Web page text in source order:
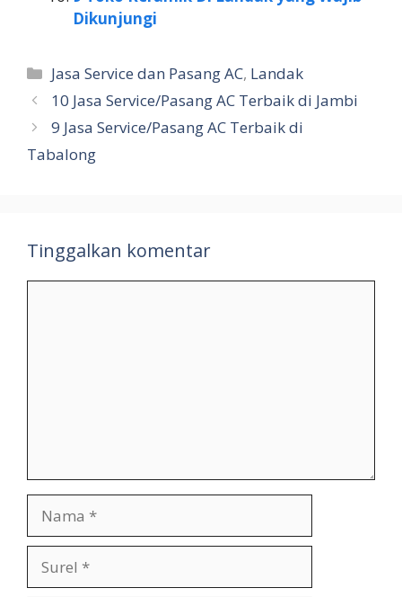
Dikunjungi
Kategori
Jasa Service dan Pasang AC, Landak
10 Jasa Service/Pasang AC Terbaik di Jambi
9 Jasa Service/Pasang AC Terbaik di
Tabalong
Tinggalkan komentar